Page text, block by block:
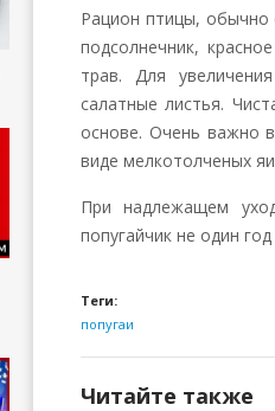
Рацион птицы, обычно
подсолнечник,
трав. Для
салатные листья.
основе. Очень важно
виде мелкотолченых
При надлежащем
попугайчик не один
Теги:
попугаи
Читайте также